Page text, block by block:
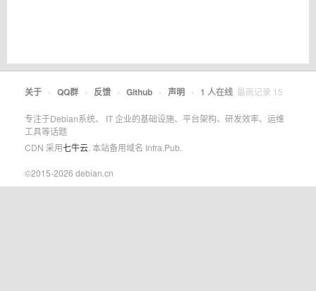
关于 • QQ群 • 反馈 • Github • 声明 • 1 人在线 最高记录 15
专注于Debian系统、 IT 企业的基础设施、平台架构、研发效率、运维
工具等话题
CDN 采用七牛云 . 本站备用域名 Infra.Pub.
©2015-2026 debian.cn